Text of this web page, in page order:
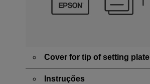
Cover for tip of setting plate
Instruções